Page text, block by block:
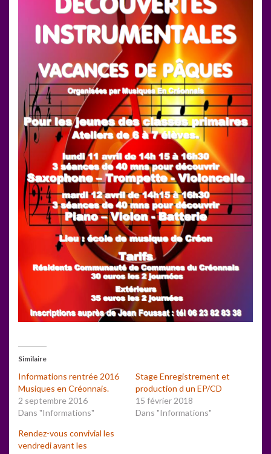
Similaire
Informations rentrée 2016
Musiques en Créonnais.
2 septembre 2016
Dans "Informations"
Stage Enregistrement et
production d un EP/CD
15 février 2018
Dans "Informations"
Rendez-vous convivial les
vendredi avant les